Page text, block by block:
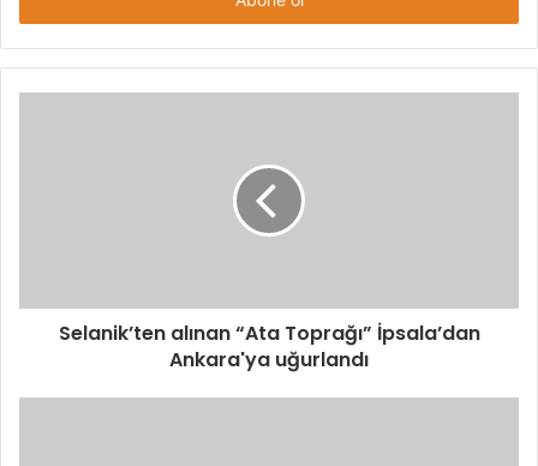
Selanik’ten alınan “Ata Toprağı” İpsala’dan
Ankara'ya uğurlandı